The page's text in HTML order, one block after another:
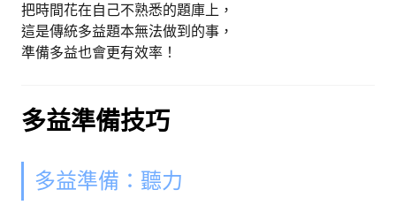
把時間花在自己不熟悉的題庫上，
這是傳統多益題本無法做到的事，
準備多益也會更有效率！
多益準備技巧
多益準備：聽力